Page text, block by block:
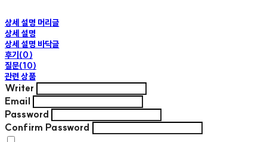
상세 설명 머리글
상세 설명
상세 설명 바닥글
후기(0)
질문(10)
관련 상품
Writer
Email
Password
Confirm Password